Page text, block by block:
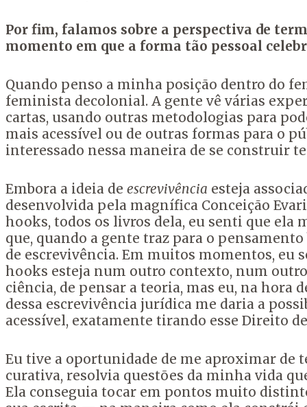
Por fim, falamos sobre a perspectiva de
momento em que a forma tão pessoal
Quando penso a minha posição dentro do
feminista decolonial. A gente vê várias
cartas, usando outras metodologias para
mais acessível ou de outras formas para o
interessado nessa maneira de se construir
Embora a ideia de escrevivência esteja
desenvolvida pela magnífica Conceição
hooks, todos os livros dela, eu senti que ela
que, quando a gente traz para o
de escrevivência. Em muitos momentos, eu
hooks esteja num outro contexto, num
ciência, de pensar a teoria, mas eu, na
dessa escrevivência jurídica me daria a
acessível, exatamente tirando esse Direito
Eu tive a oportunidade de me aproximar de
curativa, resolvia questões da minha vida
Ela conseguia tocar em pontos muito